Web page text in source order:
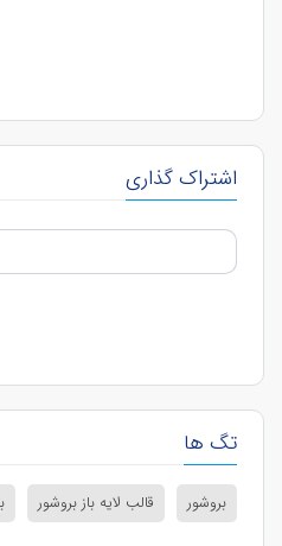
اشتراک گذاری
تگ ها
بروشور قالب لایه باز بروشور